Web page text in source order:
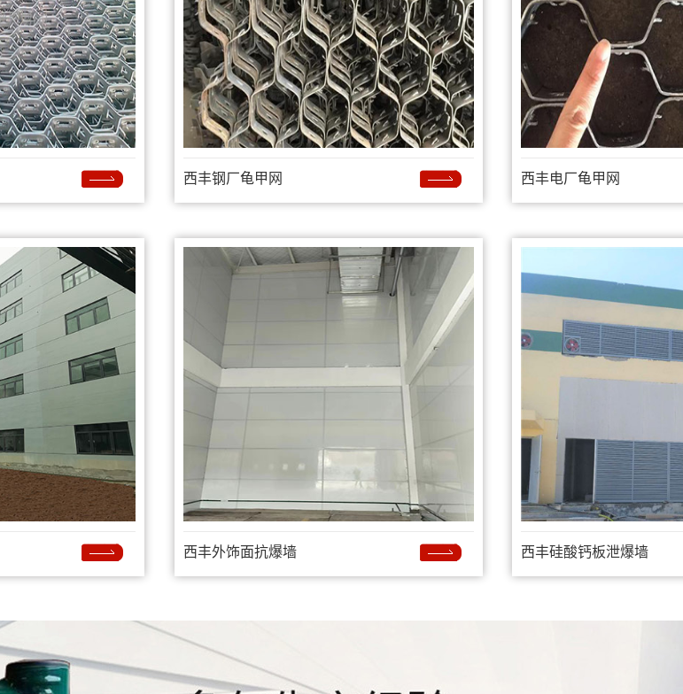
西丰钢厂龟甲网 西丰电厂龟甲网
西丰外饰面抗爆墙 西丰硅酸钙板泄爆墙